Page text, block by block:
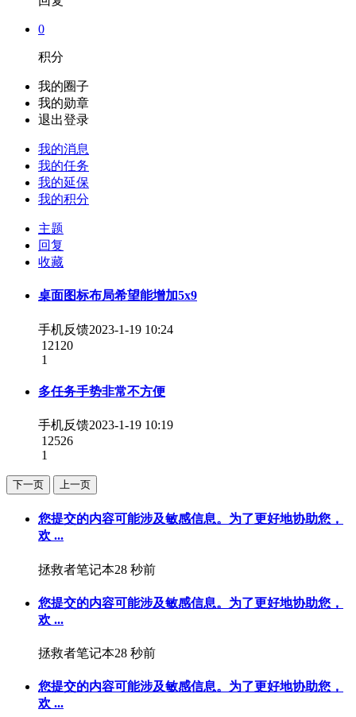
0
积分
我的圈子
我的勋章
退出登录
我的消息
我的任务
我的延保
我的积分
主题
回复
收藏
桌面图标布局希望能增加5x9
手机反馈2023-1-19 10:24
12120
1
多任务手势非常不方便
手机反馈2023-1-19 10:19
12526
1
下一页 上一页
您提交的内容可能涉及敏感信息。为了更好地协助您，
欢 ...
拯救者笔记本28 秒前
您提交的内容可能涉及敏感信息。为了更好地协助您，
欢 ...
拯救者笔记本28 秒前
您提交的内容可能涉及敏感信息。为了更好地协助您，
欢 ...